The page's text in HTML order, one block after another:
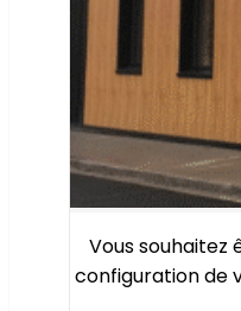
Vous souhaitez
configuration de